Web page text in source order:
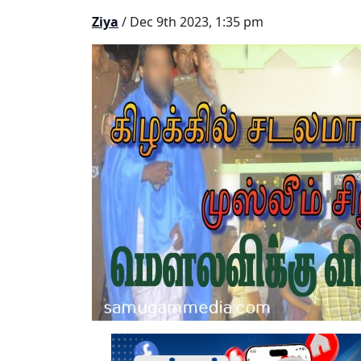
Ziya / Dec 9th 2023, 1:35 pm